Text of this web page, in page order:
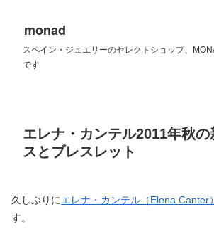
monad
スペイン・ジュエリーのセレクトショップ、
です
エレナ・カンテル2011年秋
スとブレスレット
久しぶりにエレナ・カンテル（Elena Canter）
す。